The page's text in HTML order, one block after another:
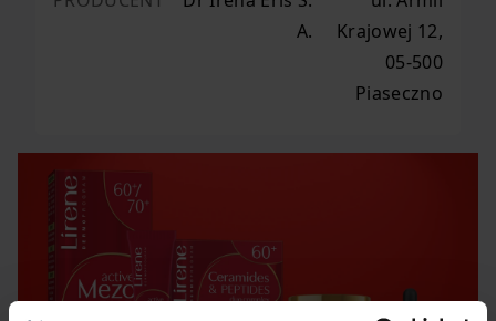
A.
Krajowej 12,
05-500
Piaseczno